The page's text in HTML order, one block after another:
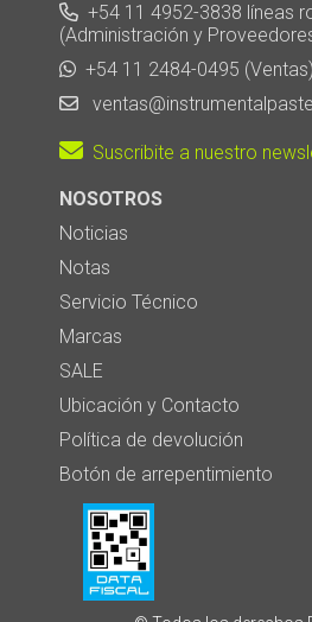
+54 11 4952-3838 líneas
(Administración y
+54 11 2484-0495 (Ventas)
Suscribite a nuestro
NOSOTROS
Noticias
Notas
Servicio Técnico
Marcas
SALE
Ubicación y Contacto
Política de devolución
Botón de arrepentimiento